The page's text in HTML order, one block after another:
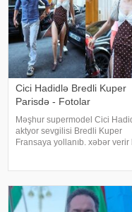
Cici Hadidlə Bredli Kuper
Parisdə - Fotolar
Məşhur supermodel Cici
aktyor sevgilisi Bredli Kuper
Fransaya yollanıb. xəbər verir
Malikdən ayrıldıqdan sonra